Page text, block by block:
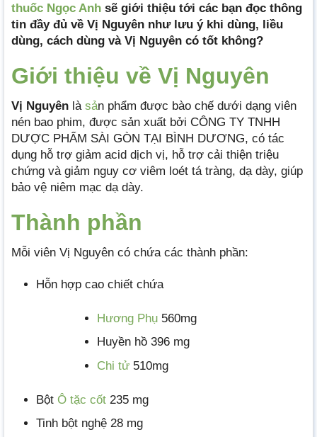
thuốc Ngọc Anh sẽ giới thiệu tới các bạn đọc thông
tin đầy đủ về Vị Nguyên như lưu ý khi dùng, liều
dùng, cách dùng và Vị Nguyên có tốt không?
Giới thiệu về Vị Nguyên
Vị Nguyên là sản phẩm được bào chế dưới dạng viên
nén bao phim, được sản xuất bởi CÔNG TY TNHH
DƯỢC PHẨM SÀI GÒN TẠI BÌNH DƯƠNG, có tác
dụng hỗ trợ giảm acid dịch vị, hỗ trợ cải thiện triệu
chứng và giảm nguy cơ viêm loét tá tràng, dạ dày, giúp
bảo vệ niêm mạc dạ dày.
Thành phần
Mỗi viên Vị Nguyên có chứa các thành phần:
Hỗn hợp cao chiết chứa
Hương Phụ 560mg
Huyền hồ 396 mg
Chi tử 510mg
Bột Ô tặc cốt 235 mg
Tinh bột nghệ 28 mg